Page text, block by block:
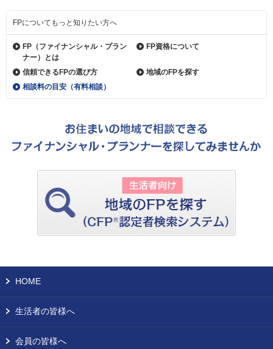
FPについてもっと知りたい方へ
FP（ファイナンシャル・ プラン
ナー）とは
FP資格について
信頼できるFPの選び方
地域のFPを探す
相談料の目安（有料相談）
HOME
生活者の皆様へ
会員の皆様へ